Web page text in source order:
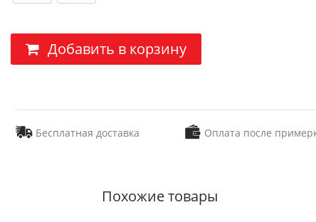
Добавить в корзину
Бесплатная доставка Оплата после
Похожие товары